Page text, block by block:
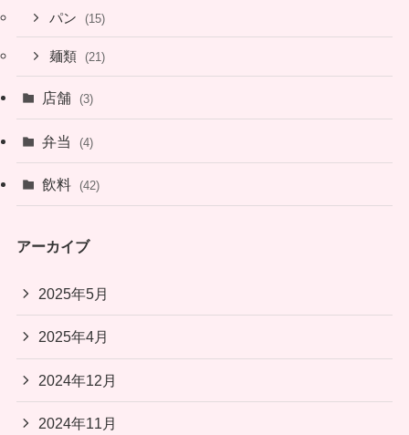
パン (15)
麺類 (21)
店舗 (3)
弁当 (4)
飲料 (42)
アーカイブ
2025年5月
2025年4月
2024年12月
2024年11月